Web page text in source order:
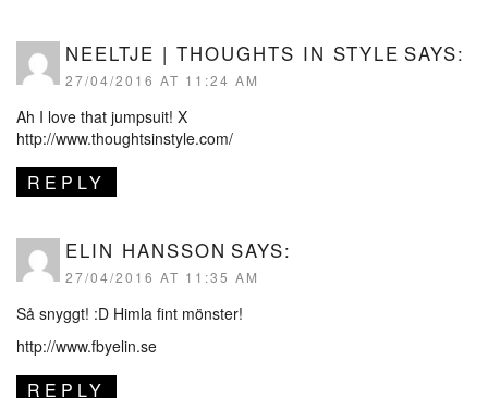
NEELTJE | THOUGHTS IN STYLE SAYS:
27/04/2016 AT 11:24 AM
Ah I love that jumpsuit! X
http://www.thoughtsinstyle.com/
REPLY
ELIN HANSSON SAYS:
27/04/2016 AT 11:35 AM
Så snyggt! :D Himla fint mönster!
http://www.fbyelin.se
REPLY